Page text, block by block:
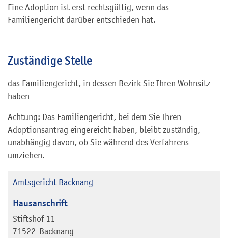
Eine Adoption ist erst rechtsgültig, wenn das
Familiengericht darüber entschieden hat.
Zuständige Stelle
das Familiengericht, in dessen Bezirk Sie Ihren Wohnsitz
haben
Achtung: Das Familiengericht, bei dem Sie Ihren
Adoptionsantrag eingereicht haben, bleibt zuständig,
unabhängig davon, ob Sie während des Verfahrens
umziehen.
Amtsgericht Backnang
Hausanschrift
Stiftshof 11
71522 Backnang